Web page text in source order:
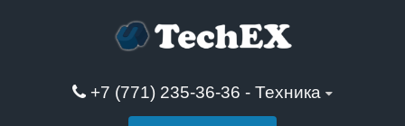
+7 (771) 235-36-36 - Техника